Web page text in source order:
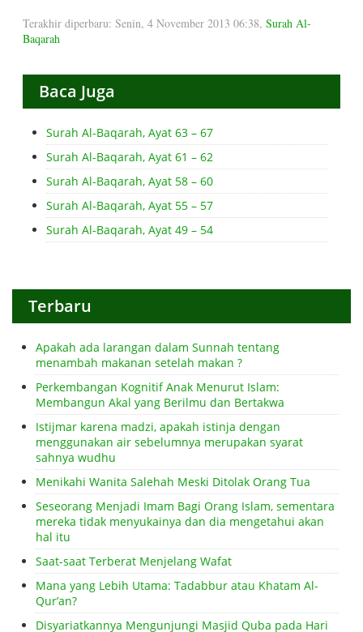
Terakhir diperbaru: Senin, 4 November 2013 06:38, Surah Al-
Baqarah
Baca Juga
Surah Al-Baqarah, Ayat 63 – 67
Surah Al-Baqarah, Ayat 61 – 62
Surah Al-Baqarah, Ayat 58 – 60
Surah Al-Baqarah, Ayat 55 – 57
Surah Al-Baqarah, Ayat 49 – 54
Terbaru
Apakah ada larangan dalam Sunnah tentang
menambah makanan setelah makan ?
Perkembangan Kognitif Anak Menurut Islam:
Membangun Akal yang Berilmu dan Bertakwa
Istijmar karena madzi, apakah istinja dengan
menggunakan air sebelumnya merupakan syarat
sahnya wudhu
Menikahi Wanita Salehah Meski Ditolak Orang Tua
Seseorang Menjadi Imam Bagi Orang Islam, sementara
mereka tidak menyukainya dan dia mengetahui akan
hal itu
Saat-saat Terberat Menjelang Wafat
Mana yang Lebih Utama: Tadabbur atau Khatam Al-
Qur’an?
Disyariatkannya Mengunjungi Masjid Quba pada Hari